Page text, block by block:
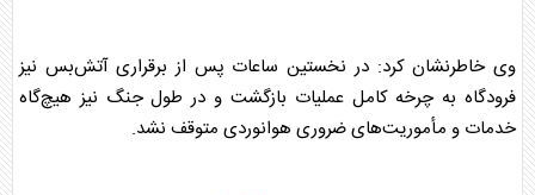
وی خاطرنشان کرد: در نخستین ساعات پس از برقراری آتش‌بس نیز
فرودگاه به چرخه کامل عملیات بازگشت و در طول جنگ نیز هیچ‌گاه
خدمات و مأموریت‌های ضروری هوانوردی متوقف نشد.